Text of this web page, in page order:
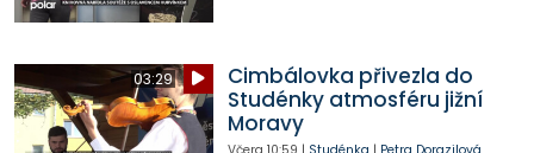
03:29
Cimbálovka přivezla do
Studénky atmosféru jižní
Moravy